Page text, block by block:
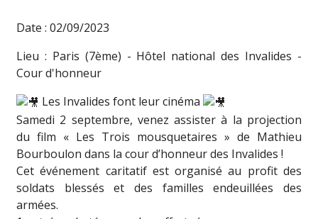
Date : 02/09/2023
Lieu : Paris (7ème) - Hôtel national des Invalides -
Cour d'honneur
Les Invalides font leur cinéma
Samedi 2 septembre, venez assister à la projection
du film « Les Trois mousquetaires » de Mathieu
Bourboulon dans la cour d’honneur des Invalides !
Cet événement caritatif est organisé au profit des
soldats blessés et des familles endeuillées des
armées.